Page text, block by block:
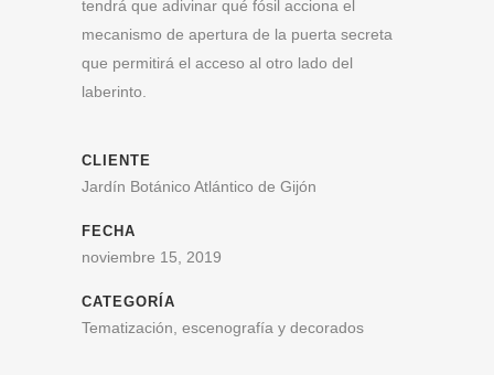
tendrá que adivinar qué fósil acciona el
mecanismo de apertura de la puerta secreta
que permitirá el acceso al otro lado del
laberinto.
CLIENTE
Jardín Botánico Atlántico de Gijón
FECHA
noviembre 15, 2019
CATEGORÍA
Tematización, escenografía y decorados